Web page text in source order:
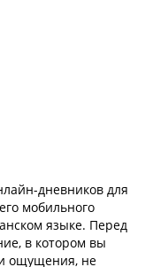
дневников для
мобильного
языке. Перед
в котором вы
ощущения, не